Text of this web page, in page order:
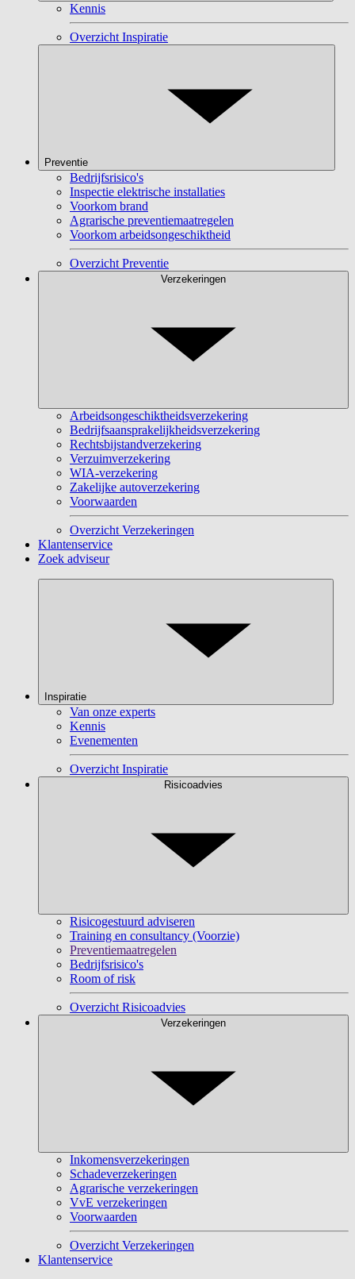
Kennis
Overzicht Inspiratie
Preventie
Bedrijfsrisico's
Inspectie elektrische installaties
Voorkom brand
Agrarische preventiemaatregelen
Voorkom arbeidsongeschiktheid
Overzicht Preventie
Verzekeringen
Arbeidsongeschiktheidsverzekering
Bedrijfsaansprakelijkheidsverzekering
Rechtsbijstandverzekering
Verzuimverzekering
WIA-verzekering
Zakelijke autoverzekering
Voorwaarden
Overzicht Verzekeringen
Klantenservice
Zoek adviseur
Inspiratie
Van onze experts
Kennis
Evenementen
Overzicht Inspiratie
Risicoadvies
Risicogestuurd adviseren
Training en consultancy (Voorzie)
Preventiemaatregelen
Bedrijfsrisico's
Room of risk
Overzicht Risicoadvies
Verzekeringen
Inkomensverzekeringen
Schadeverzekeringen
Agrarische verzekeringen
VvE verzekeringen
Voorwaarden
Overzicht Verzekeringen
Klantenservice